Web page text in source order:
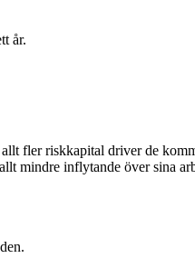
år.
fler riskkapital driver de
mindre inflytande över sina